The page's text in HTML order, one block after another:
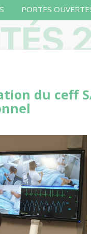
PORTES
du ceff